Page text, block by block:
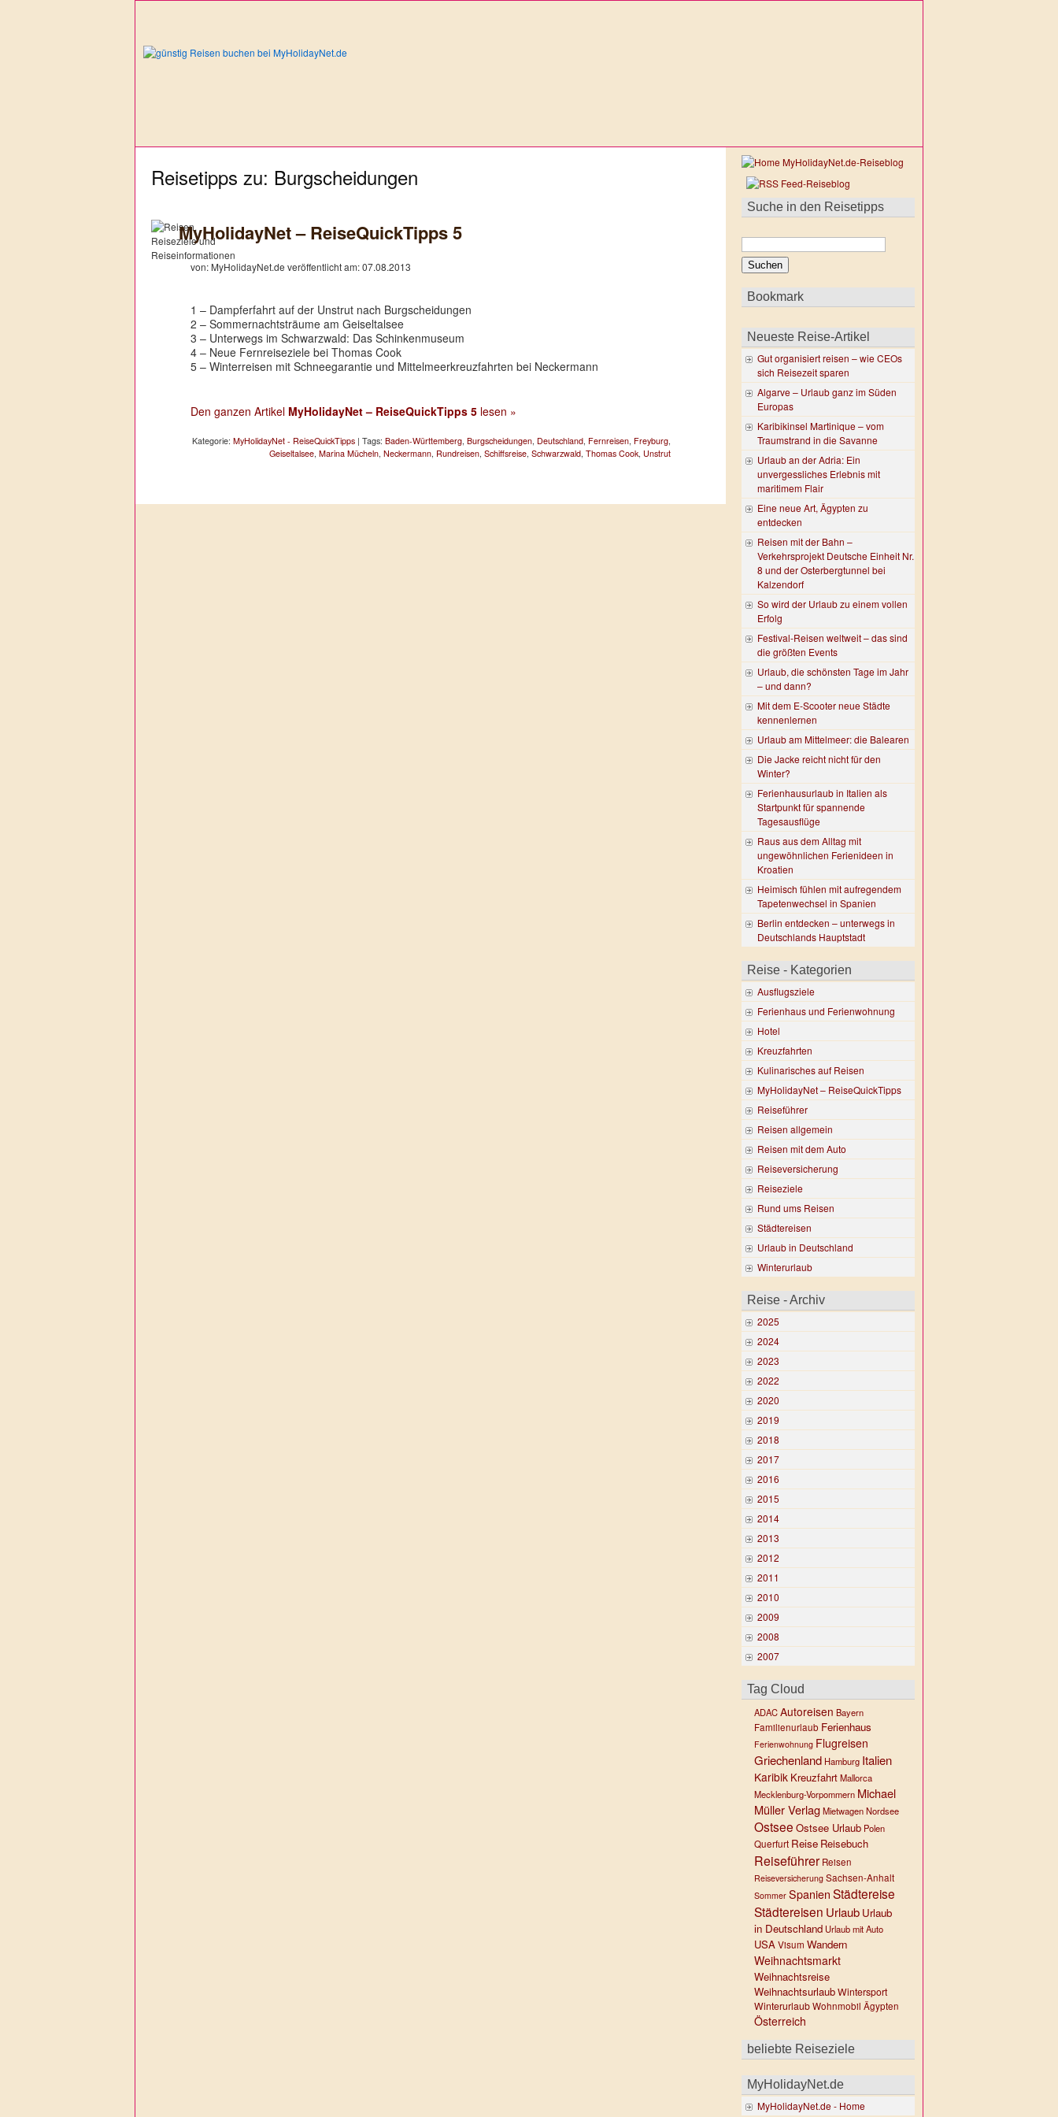
Reisetipps zu: Burgscheidungen
MyHolidayNet – ReiseQuickTipps 5
von: MyHolidayNet.de veröffentlicht am: 07.08.2013
1 – Dampferfahrt auf der Unstrut nach Burgscheidungen
2 – Sommernachtsträume am Geiseltalsee
3 – Unterwegs im Schwarzwald: Das Schinkenmuseum
4 – Neue Fernreiseziele bei Thomas Cook
5 – Winterreisen mit Schneegarantie und Mittelmeerkreuzfahrten bei Neckermann
Den ganzen Artikel MyHolidayNet – ReiseQuickTipps 5 lesen »
Kategorie: MyHolidayNet - ReiseQuickTipps | Tags: Baden-Württemberg, Burgscheidungen, Deutschland, Fernreisen, Freyburg,
Geiseltalsee, Marina Mücheln, Neckermann, Rundreisen, Schiffsreise, Schwarzwald, Thomas Cook, Unstrut
Suche in den Reisetipps
Bookmark
Neueste Reise-Artikel
Gut organisiert reisen – wie CEOs
sich Reisezeit sparen
Algarve – Urlaub ganz im Süden
Europas
Karibikinsel Martinique – vom
Traumstrand in die Savanne
Urlaub an der Adria: Ein
unvergessliches Erlebnis mit
maritimem Flair
Eine neue Art, Ägypten zu
entdecken
Reisen mit der Bahn –
Verkehrsprojekt Deutsche Einheit Nr.
8 und der Osterbergtunnel bei
Kalzendorf
So wird der Urlaub zu einem vollen
Erfolg
Festival-Reisen weltweit – das sind
die größten Events
Urlaub, die schönsten Tage im Jahr
– und dann?
Mit dem E-Scooter neue Städte
kennenlernen
Urlaub am Mittelmeer: die Balearen
Die Jacke reicht nicht für den
Winter?
Ferienhausurlaub in Italien als
Startpunkt für spannende
Tagesausflüge
Raus aus dem Alltag mit
ungewöhnlichen Ferienideen in
Kroatien
Heimisch fühlen mit aufregendem
Tapetenwechsel in Spanien
Berlin entdecken – unterwegs in
Deutschlands Hauptstadt
Reise - Kategorien
Ausflugsziele
Ferienhaus und Ferienwohnung
Hotel
Kreuzfahrten
Kulinarisches auf Reisen
MyHolidayNet – ReiseQuickTipps
Reiseführer
Reisen allgemein
Reisen mit dem Auto
Reiseversicherung
Reiseziele
Rund ums Reisen
Städtereisen
Urlaub in Deutschland
Winterurlaub
Reise - Archiv
2025
2024
2023
2022
2020
2019
2018
2017
2016
2015
2014
2013
2012
2011
2010
2009
2008
2007
Tag Cloud
ADACAutoreisen Bayern
Familienurlaub Ferienhaus
Ferienwohnung Flugreisen
Griechenland Hamburg Italien
Karibik KreuzfahrtMallorca
Mecklenburg-Vorpommern Michael
Müller VerlagMietwagenNordsee
Ostsee Ostsee Urlaub Polen
Querfurt Reise Reisebuch
Reiseführer Reisen
Reiseversicherung Sachsen-Anhalt
Sommer Spanien Städtereise
Städtereisen Urlaub Urlaub
in Deutschland Urlaub mit Auto
USAVisum Wandern
Weihnachtsmarkt
Weihnachtsreise
WeihnachtsurlaubWintersport
WinterurlaubWohnmobil Ägypten
Österreich
beliebte Reiseziele
MyHolidayNet.de
MyHolidayNet.de - Home